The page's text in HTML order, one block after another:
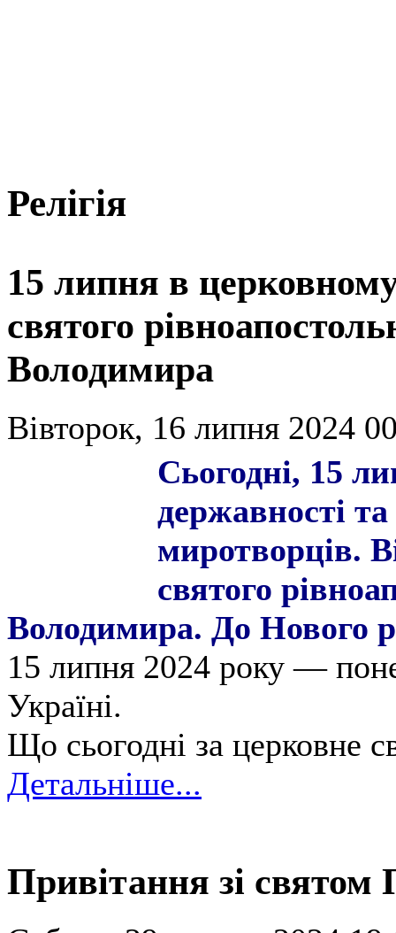
Релігія
15 липня в
святого
Володимира
Вівторок, 16 липня 2024
Сьогодні, 15
державності
миротворців.
святого
Володимира. До Нового
15 липня 2024 року —
Україні.
Що сьогодні за церковне
Детальніше...
Привітання зі святом